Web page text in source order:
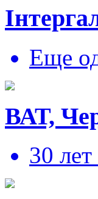
Еще
ВАТ,
30